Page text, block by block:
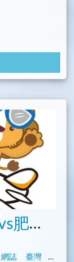
饗食客棧。淘氣猴vs肥獅子的旅食天堂
網誌 臺灣 旅遊